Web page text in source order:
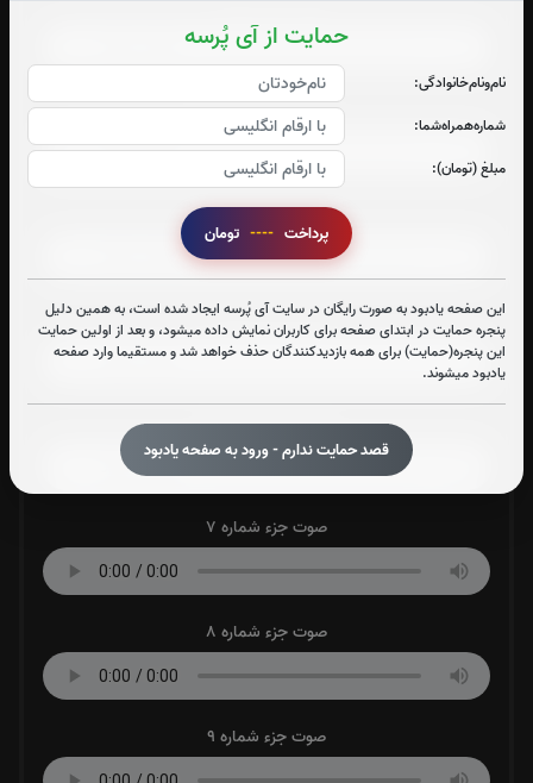
حمایت از آی پُرسه
نام‌و‌نام‌خانوادگی:
شماره‌همراه‌شما:
مبلغ (تومان):
پرداخت ----
این صفحه یادبود به صورت رایگان در سایت آی پُرسه ایجاد شده است، به همین دلیل
پنجره حمایت در ابتدای صفحه برای کاربران نمایش داده میشود، و بعد از اولین حمایت
این پنجره(حمایت) برای همه بازدیدکنندگان حذف خواهد شد و مستقیما وارد صفحه
یادبود میشوند.
قصد حمایت ندارم - ورود به صفحه یادبود
صوت جزء شماره 3
صوت جزء شماره 4
صوت جزء شماره 5
صوت جزء شماره 6
صوت جزء شماره 7
صوت جزء شماره 8
صوت جزء شماره 9